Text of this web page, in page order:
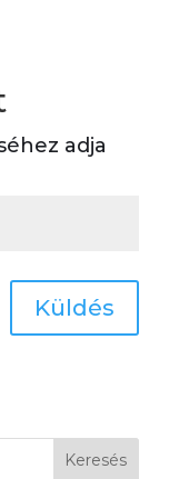
adja
Küldés
Keresés